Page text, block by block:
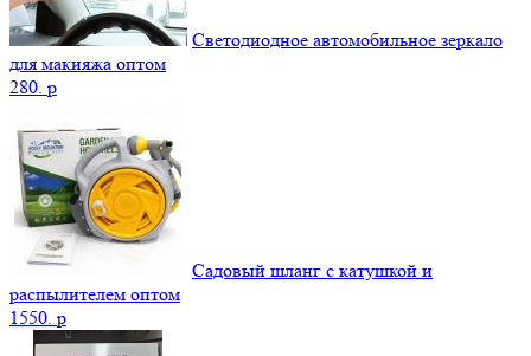
Светодиодное автомобильное зеркало
для макияжа оптом
280. p
Садовый шланг с катушкой и
распылителем оптом
1550. p